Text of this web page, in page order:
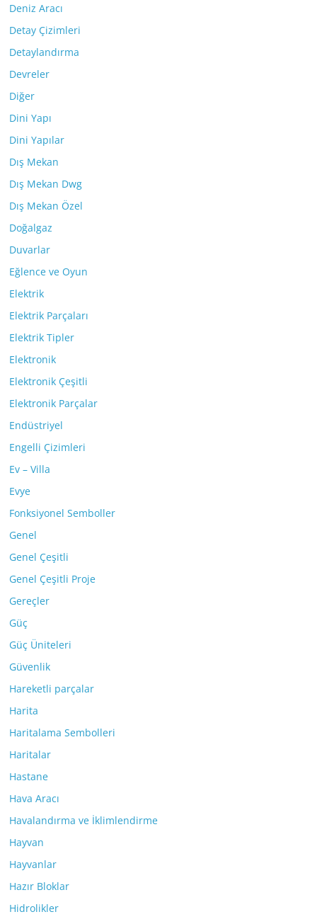
Deniz Aracı
Detay Çizimleri
Detaylandırma
Devreler
Diğer
Dini Yapı
Dini Yapılar
Dış Mekan
Dış Mekan Dwg
Dış Mekan Özel
Doğalgaz
Duvarlar
Eğlence ve Oyun
Elektrik
Elektrik Parçaları
Elektrik Tipler
Elektronik
Elektronik Çeşitli
Elektronik Parçalar
Endüstriyel
Engelli Çizimleri
Ev – Villa
Evye
Fonksiyonel Semboller
Genel
Genel Çeşitli
Genel Çeşitli Proje
Gereçler
Güç
Güç Üniteleri
Güvenlik
Hareketli parçalar
Harita
Haritalama Sembolleri
Haritalar
Hastane
Hava Aracı
Havalandırma ve İklimlendirme
Hayvan
Hayvanlar
Hazır Bloklar
Hidrolikler